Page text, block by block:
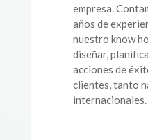
empresa.
años de
nuestro know
diseñar,
acciones de
clientes, tanto
internacionales.